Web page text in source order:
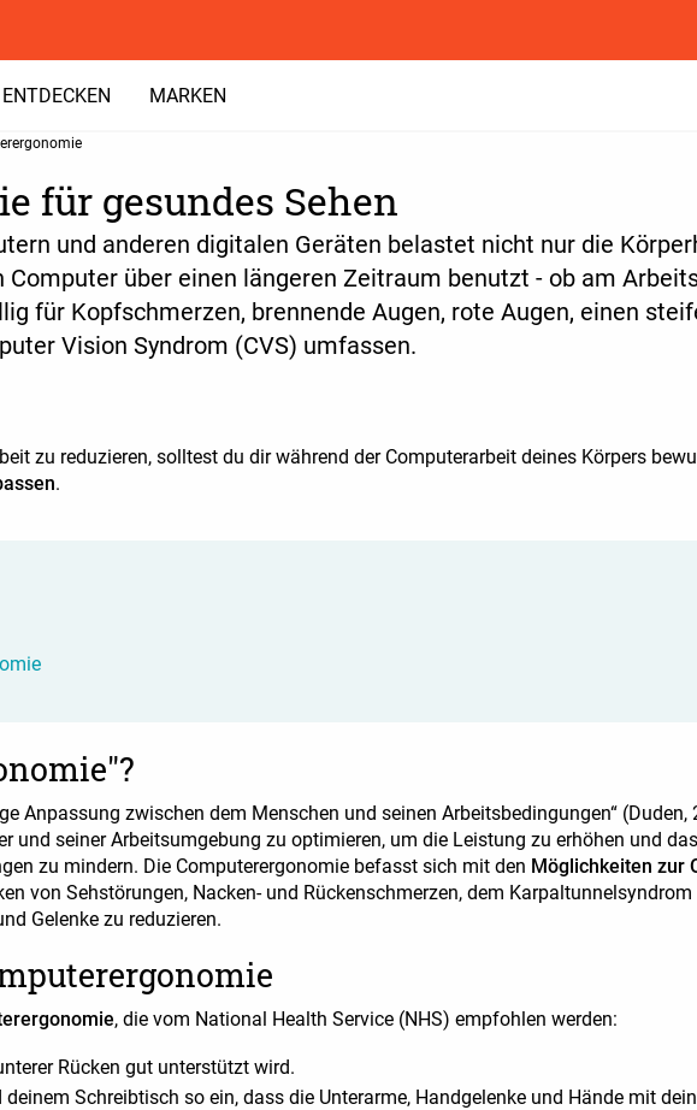
ENTDECKEN MARKEN
für gesundes Sehen
und anderen digitalen Geräten belastet nicht nur die
Computer über einen längeren Zeitraum benutzt - ob am
für Kopfschmerzen, brennende Augen, rote Augen, einen
Vision Syndrom (CVS) umfassen.
zu reduzieren, solltest du dir während der Computerarbeit deines Körpers
.
Anpassung zwischen dem Menschen und seinen Arbeitsbedingungen“ (Duden,
und seiner Arbeitsumgebung zu optimieren, um die Leistung zu erhöhen und
zu mindern. Die Computerergonomie befasst sich mit den Möglichkeiten zur
von Sehstörungen, Nacken- und Rückenschmerzen, dem
Gelenke zu reduzieren.
, die vom National Health Service (NHS) empfohlen werden:
Rücken gut unterstützt wird.
Schreibtisch so ein, dass die Unterarme, Handgelenke und Hände mit